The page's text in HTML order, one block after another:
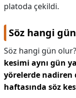
platoda çekildi.
Söz hangi
Söz hangi gün
kesimi aynı gün
yörelerde nadiren
haftasında söz